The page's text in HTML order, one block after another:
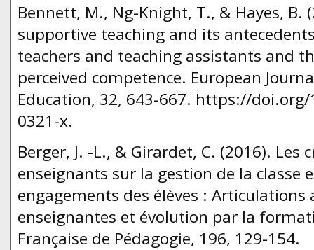
Bennett, M., Ng-Knight, T., & Hayes, B.
supportive teaching and its
teachers and teaching assistants and
perceived competence. European
Education, 32, 643-667. https://
0321-x.
Berger, J. -L., & Girardet, C. (2016). Les
enseignants sur la gestion de la classe
engagements des élèves :
enseignantes et évolution par la
Française de Pédagogie, 196, 129-154.